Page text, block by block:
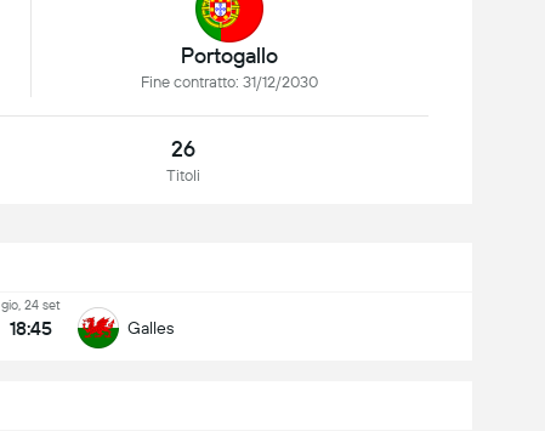
Portogallo
Fine contratto: 31/12/2030
26
Titoli
gio, 24 set
18:45 Galles